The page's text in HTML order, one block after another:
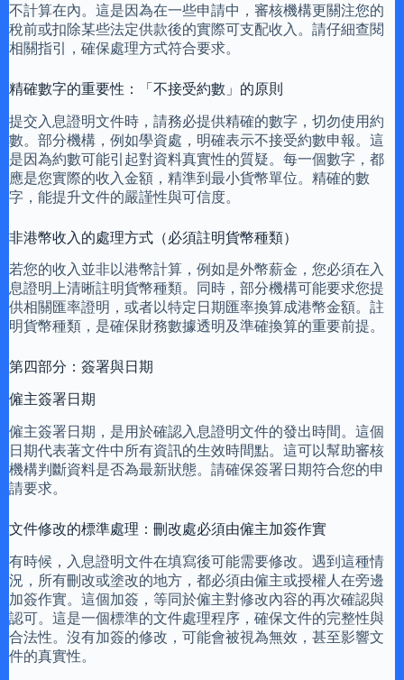
不計算在內。這是因為在一些申請中，審核機構更關注您的
稅前或扣除某些法定供款後的實際可支配收入。請仔細查閱
相關指引，確保處理方式符合要求。
精確數字的重要性：「不接受約數」的原則
提交入息證明文件時，請務必提供精確的數字，切勿使用約
數。部分機構，例如學資處，明確表示不接受約數申報。這
是因為約數可能引起對資料真實性的質疑。每一個數字，都
應是您實際的收入金額，精準到最小貨幣單位。精確的數
字，能提升文件的嚴謹性與可信度。
非港幣收入的處理方式（必須註明貨幣種類）
若您的收入並非以港幣計算，例如是外幣薪金，您必須在入
息證明上清晰註明貨幣種類。同時，部分機構可能要求您提
供相關匯率證明，或者以特定日期匯率換算成港幣金額。註
明貨幣種類，是確保財務數據透明及準確換算的重要前提。
第四部分：簽署與日期
僱主簽署日期
僱主簽署日期，是用於確認入息證明文件的發出時間。這個
日期代表著文件中所有資訊的生效時間點。這可以幫助審核
機構判斷資料是否為最新狀態。請確保簽署日期符合您的申
請要求。
文件修改的標準處理：刪改處必須由僱主加簽作實
有時候，入息證明文件在填寫後可能需要修改。遇到這種情
況，所有刪改或塗改的地方，都必須由僱主或授權人在旁邊
加簽作實。這個加簽，等同於僱主對修改內容的再次確認與
認可。這是一個標準的文件處理程序，確保文件的完整性與
合法性。沒有加簽的修改，可能會被視為無效，甚至影響文
件的真實性。